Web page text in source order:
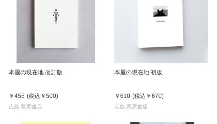
本屋の現在地 改訂版
￥455 (税込 ￥500)
広島 蔦屋書店
本屋の現在地 初版
￥610 (税込 ￥670)
広島 蔦屋書店